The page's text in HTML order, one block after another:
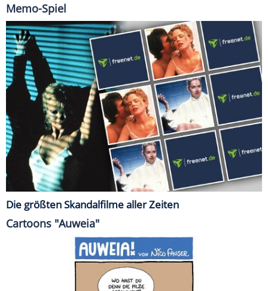
Memo-Spiel
Die größten Skandalfilme aller Zeiten
Cartoons "Auweia"